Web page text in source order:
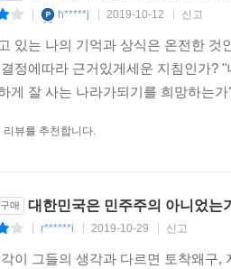
h*****j 2019-10-12 신고
있는 나의 기억과 상식은 온전한
정에따라 근거있게세운 지침인가?
게 잘 사는 나라가되기를 희망하는
리뷰를 추천합니다.
구매 대한민국은 민주주의 아니었는
r******i 2019-10-29 신고
이 그들의 생각과 다르면 토착왜구,